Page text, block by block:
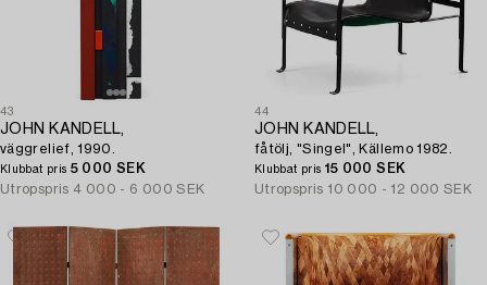
43
JOHN KANDELL,
väggrelief, 1990.
Klubbat pris 5 000 SEK
Utropspris 4 000 - 6 000 SEK
44
JOHN KANDELL,
fåtölj, "Singel", Källemo 1982.
Klubbat pris 15 000 SEK
Utropspris 10 000 - 12 000 SEK